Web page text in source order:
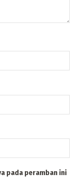
pada peramban ini